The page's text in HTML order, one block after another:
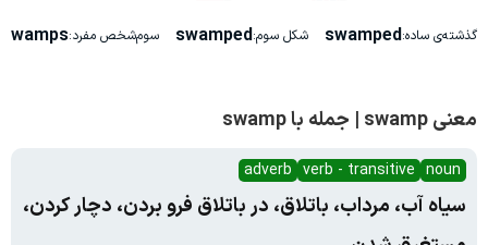
گذشته‌ی ساده:swamped شکل سوم:swamped سوم‌شخص مفرد:swamps
معنی swamp | جمله با swamp
noun
verb - transitive
adverb
سیاه آب، مرداب، باتلاق، در باتلاق فرو بردن، دچار کردن،